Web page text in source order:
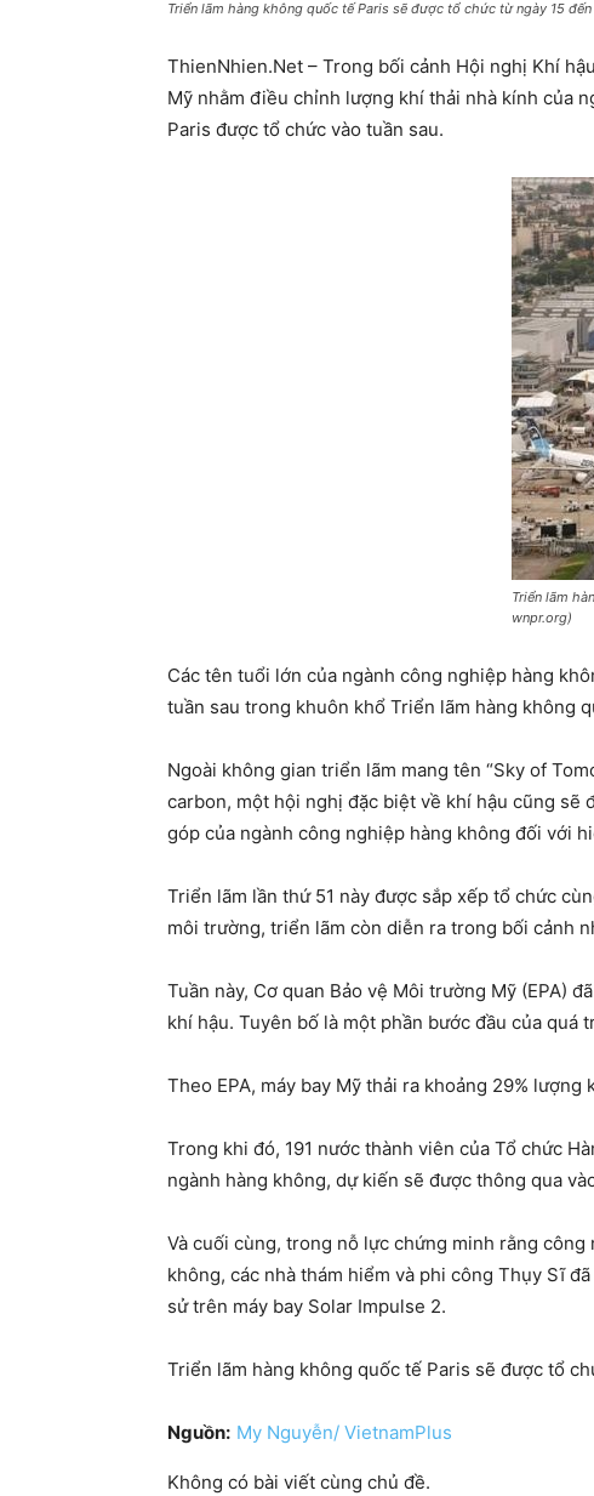
Triển lãm hàng không quốc tế Paris sẽ được tổ chức từ ngày 15
ThienNhien.Net – Trong bối cảnh Hội nghị Khí
Mỹ nhằm điều chỉnh lượng khí thải nhà kính của
Paris được tổ chức vào tuần sau.
Triển lãm
wnpr.org)
Các tên tuổi lớn của ngành công nghiệp hàng
tuần sau trong khuôn khổ Triển lãm hàng không
Ngoài không gian triển lãm mang tên “Sky of
carbon, một hội nghị đặc biệt về khí hậu cũng sẽ
góp của ngành công nghiệp hàng không đối với
Triển lãm lần thứ 51 này được sắp xếp tổ chức
môi trường, triển lãm còn diễn ra trong bối cảnh
Tuần này, Cơ quan Bảo vệ Môi trường Mỹ (EPA)
khí hậu. Tuyên bố là một phần bước đầu của quá
Theo EPA, máy bay Mỹ thải ra khoảng 29%
Trong khi đó, 191 nước thành viên của Tổ chức
ngành hàng không, dự kiến sẽ được thông qua
Và cuối cùng, trong nỗ lực chứng minh rằng
không, các nhà thám hiểm và phi công Thụy Sĩ
sử trên máy bay Solar Impulse 2.
Triển lãm hàng không quốc tế Paris sẽ được tổ
Nguồn: My Nguyễn/ VietnamPlus
Không có bài viết cùng chủ đề.